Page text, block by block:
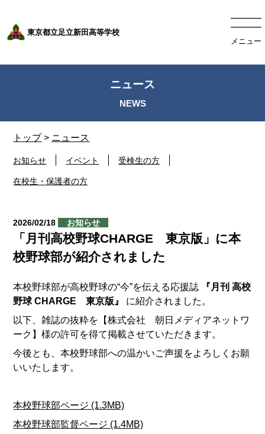
東京都立足立新田高等学校
メニュー
トップ> ニュース
ニュース
お知らせ イベント 受検生の方
在校生・保護者の方
2026/02/18 お知らせ
「月刊高校野球CHARGE 東京版」に本
校野球部が紹介されました
本校野球部が高校野球の“今”を伝える応援誌 『月刊 高校
野球CHARGE 東京版』
に紹介されました。
以下、雑誌の抜粋を【株式会社 朝日メディアネットワ
ーク】様の許可を得て掲載させていただきます。
今後とも、本校野球部への温かいご声援をよろしくお願
いいたします。
本校野球部ページ (1.3MB)
本校野球部監督ページ (1.4MB)